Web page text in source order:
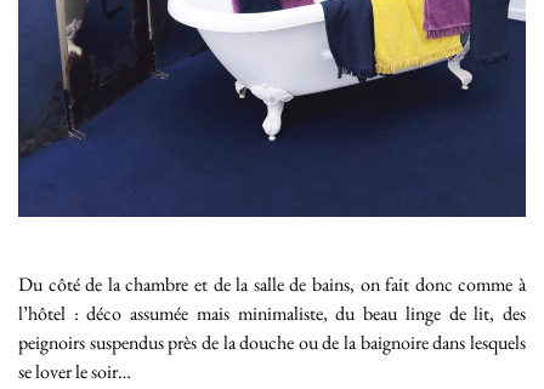
Du côté de la chambre et de la salle de bains, on fait donc comme à
l’hôtel : déco assumée mais minimaliste, du beau linge de lit, des
peignoirs suspendus près de la douche ou de la baignoire dans lesquels
se lover le soir…